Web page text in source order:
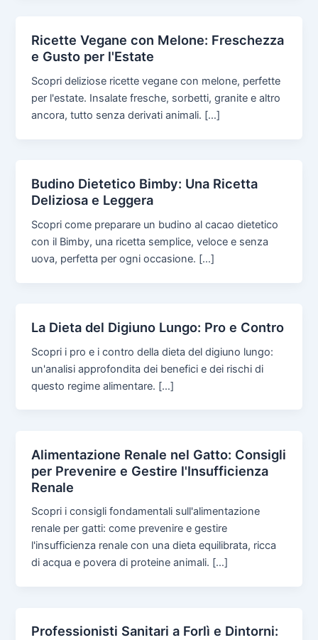
Ricette Vegane con Melone: Freschezza
e Gusto per l'Estate
Scopri deliziose ricette vegane con melone, perfette
per l'estate. Insalate fresche, sorbetti, granite e altro
ancora, tutto senza derivati animali. […]
Budino Dietetico Bimby: Una Ricetta
Deliziosa e Leggera
Scopri come preparare un budino al cacao dietetico
con il Bimby, una ricetta semplice, veloce e senza
uova, perfetta per ogni occasione. […]
La Dieta del Digiuno Lungo: Pro e Contro
Scopri i pro e i contro della dieta del digiuno lungo:
un'analisi approfondita dei benefici e dei rischi di
questo regime alimentare. […]
Alimentazione Renale nel Gatto: Consigli
per Prevenire e Gestire l'Insufficienza
Renale
Scopri i consigli fondamentali sull'alimentazione
renale per gatti: come prevenire e gestire
l'insufficienza renale con una dieta equilibrata, ricca
di acqua e povera di proteine animali. […]
Professionisti Sanitari a Forlì e Dintorni: